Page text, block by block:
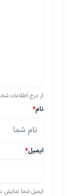
از درج اطلاعات
نام*
ایمیل*
ایمیل شما نمایش